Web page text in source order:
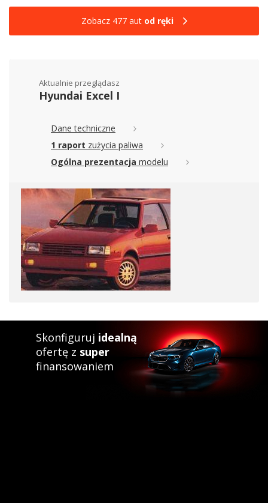
Zobacz 477 aut od ręki
Aktualnie przeglądasz
Hyundai Excel I
Dane techniczne
1 raport zużycia paliwa
Ogólna prezentacja modelu
Skonfiguruj idealną
ofertę z super
finansowaniem